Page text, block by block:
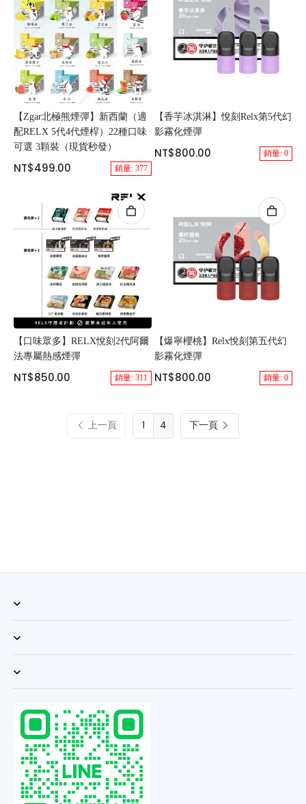
【Zgar北極熊煙彈】新西蘭（適
配RELX 5代4代煙桿）22種口味
可選 3顆裝（現貨秒發）
NT$499.00 銷量: 377
【香芋冰淇淋】悅刻Relx第5代幻
影霧化煙彈
NT$800.00 銷量: 0
【口味眾多】RELX悅刻2代阿爾
法專屬熱感煙彈
NT$850.00 銷量: 311
【爆寧櫻桃】Relx悅刻第五代幻
影霧化煙彈
NT$800.00 銷量: 0
上一頁 4 下一頁